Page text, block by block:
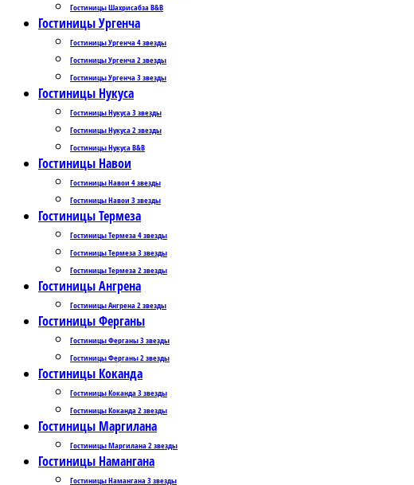
Гостиницы Шахрисабза B&B
Гостиницы Ургенча
Гостиницы Ургенча 4 звезды
Гостиницы Ургенча 2 звезды
Гостиницы Ургенча 3 звезды
Гостиницы Нукуса
Гостиницы Нукуса 3 звезды
Гостиницы Нукуса 2 звезды
Гостиницы Нукуса B&B
Гостиницы Навои
Гостиницы Навои 4 звезды
Гостиницы Навои 3 звезды
Гостиницы Термеза
Гостиницы Термеза 4 звезды
Гостиницы Термеза 3 звезды
Гостиницы Термеза 2 звезды
Гостиницы Ангрена
Гостиницы Ангрена 2 звезды
Гостиницы Ферганы
Гостиницы Ферганы 3 звезды
Гостиницы Ферганы 2 звезды
Гостиницы Коканда
Гостиницы Коканда 3 звезды
Гостиницы Коканда 2 звезды
Гостиницы Маргилана
Гостиницы Маргилана 2 звезды
Гостиницы Намангана
Гостиницы Намангана 3 звезды